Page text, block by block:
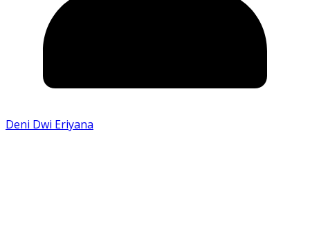
Deni Dwi Eriyana